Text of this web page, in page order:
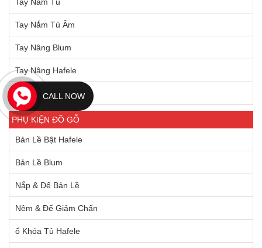
Tay Nắm Tủ Âm
Tay Nâng Blum
Tay Nâng Hafele
Thùng Rác
PHỤ KIỆN ĐỒ GỖ
Bản Lề Bật Hafele
Bản Lề Blum
Nắp & Đế Bản Lề
Nêm & Đế Giảm Chấn
ổ Khóa Tủ Hafele
CALL NOW